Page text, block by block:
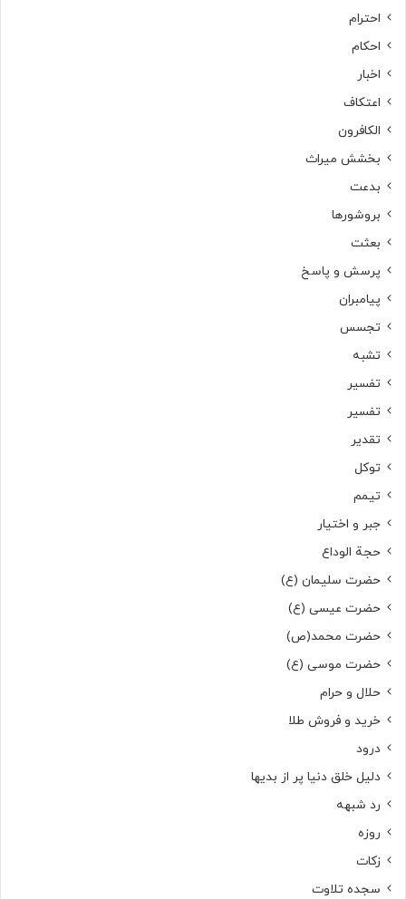
احترام
احکام
اخبار
اعتکاف
الکافرون
بخشش میراث
بدعت
بروشورها
بعثت
پرسش و پاسخ
پیامبران
تجسس
تشبه
تفسیر
تفسیر
تقدیر
توکل
تیمم
جبر و اختیار
حجة الوداع
حضرت سلیمان (ع)
حضرت عیسی (ع)
حضرت محمد(ص)
حضرت موسی (ع)
حلال و حرام
خرید و فروش طلا
درود
دلیل خلق دنیا پر از بدیها
رد شبهه
روزه
زکات
سجده تلاوت